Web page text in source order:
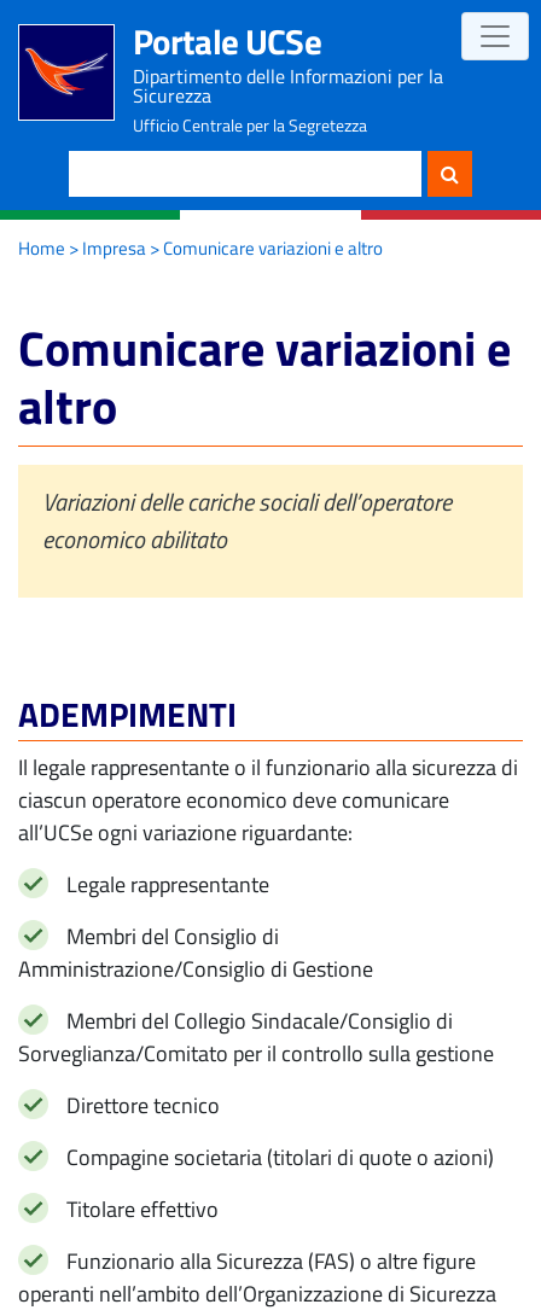
Portale UCSe
Dipartimento delle Informazioni per la
Sicurezza
Ufficio Centrale per la Segretezza
Home >Impresa> Comunicare variazioni e altro
Comunicare variazioni e
altro
Variazioni delle cariche sociali dell’operatore
economico abilitato
ADEMPIMENTI
Il legale rappresentante o il funzionario alla sicurezza di
ciascun operatore economico deve comunicare
all’UCSe ogni variazione riguardante:
Legale rappresentante
Membri del Consiglio di
Amministrazione/Consiglio di Gestione
Membri del Collegio Sindacale/Consiglio di
Sorveglianza/Comitato per il controllo sulla gestione
Direttore tecnico
Compagine societaria (titolari di quote o azioni)
Titolare effettivo
Funzionario alla Sicurezza (FAS) o altre figure
operanti nell’ambito dell’Organizzazione di Sicurezza